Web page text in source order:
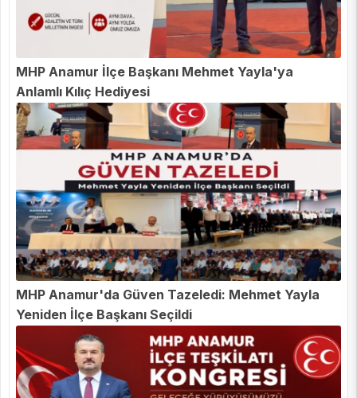
MHP Anamur İlçe Başkanı Mehmet Yayla'ya
Anlamlı Kılıç Hediyesi
MHP Anamur'da Güven Tazeledi: Mehmet Yayla
Yeniden İlçe Başkanı Seçildi